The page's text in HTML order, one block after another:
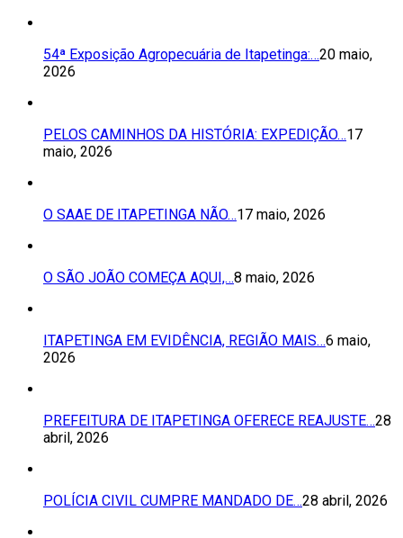
54ª Exposição Agropecuária de Itapetinga:…20 maio,
2026
PELOS CAMINHOS DA HISTÓRIA: EXPEDIÇÃO…17
maio, 2026
O SAAE DE ITAPETINGA NÃO…17 maio, 2026
O SÃO JOÃO COMEÇA AQUI,…8 maio, 2026
ITAPETINGA EM EVIDÊNCIA, REGIÃO MAIS…6 maio,
2026
PREFEITURA DE ITAPETINGA OFERECE REAJUSTE…28
abril, 2026
POLÍCIA CIVIL CUMPRE MANDADO DE…28 abril, 2026